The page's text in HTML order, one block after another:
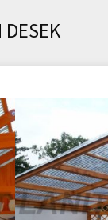
DESEK